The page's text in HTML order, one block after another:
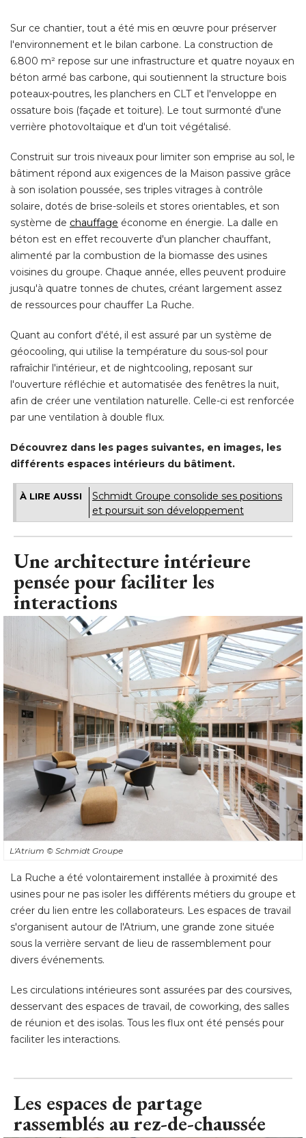
Sur ce chantier, tout a été mis en œuvre pour préserver
l'environnement et le bilan carbone. La construction de
6.800 m² repose sur une infrastructure et quatre noyaux en
béton armé bas carbone, qui soutiennent la structure bois
poteaux-poutres, les planchers en CLT et l'enveloppe en
ossature bois (façade et toiture). Le tout surmonté d'une
verrière photovoltaïque et d'un toit végétalisé.
Construit sur trois niveaux pour limiter son emprise au sol, le
bâtiment répond aux exigences de la Maison passive grâce
à son isolation poussée, ses triples vitrages à contrôle
solaire, dotés de brise-soleils et stores orientables, et son
système de chauffage économe en énergie. La dalle en
béton est en effet recouverte d'un plancher chauffant,
alimenté par la combustion de la biomasse des usines
voisines du groupe. Chaque année, elles peuvent produire
jusqu'à quatre tonnes de chutes, créant largement assez
de ressources pour chauffer La Ruche.
Quant au confort d'été, il est assuré par un système de
géocooling, qui utilise la température du sous-sol pour
rafraîchir l'intérieur, et de nightcooling, reposant sur
l'ouverture réfléchie et automatisée des fenêtres la nuit,
afin de créer une ventilation naturelle. Celle-ci est renforcée
par une ventilation à double flux.
Découvrez dans les pages suivantes, en images, les
différents espaces intérieurs du bâtiment.
À LIRE AUSSI
Schmidt Groupe consolide ses positions
et poursuit son développement
Une architecture intérieure
pensée pour faciliter les
interactions
L'Atrium © Schmidt Groupe
La Ruche a été volontairement installée à proximité des
usines pour ne pas isoler les différents métiers du groupe et
créer du lien entre les collaborateurs. Les espaces de travail
s'organisent autour de l'Atrium, une grande zone située
sous la verrière servant de lieu de rassemblement pour
divers événements.
Les circulations intérieures sont assurées par des coursives,
desservant des espaces de travail, de coworking, des salles
de réunion et des isolas. Tous les flux ont été pensés pour
faciliter les interactions.
Les espaces de partage
rassemblés au rez-de-chaussée